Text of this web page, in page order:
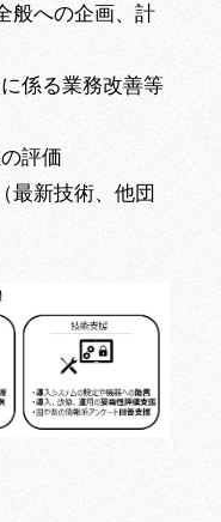
般への企画、計
係る業務改善等
評価
最新技術、他団